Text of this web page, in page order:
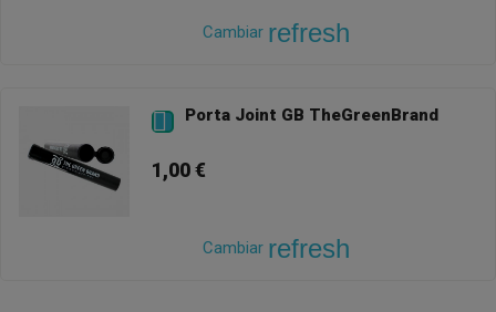
Cambiar refresh
 Porta Joint GB TheGreenBrand
1,00 €
Cambiar refresh